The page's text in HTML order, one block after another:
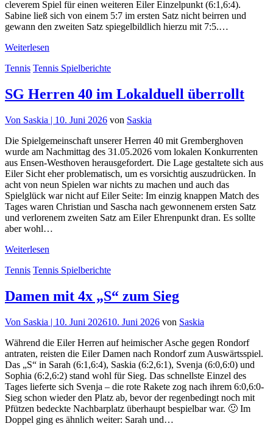
cleverem Spiel für einen weiteren Eiler Einzelpunkt (6:1,6:4).
Sabine ließ sich von einem 5:7 im ersten Satz nicht beirren und
gewann den zweiten Satz spiegelbildlich hierzu mit 7:5.…
Weiterlesen
Tennis Tennis Spielberichte
SG Herren 40 im Lokalduell überrollt
Von Saskia | 10. Juni 2026 von Saskia
Die Spielgemeinschaft unserer Herren 40 mit Gremberghoven
wurde am Nachmittag des 31.05.2026 vom lokalen Konkurrenten
aus Ensen-Westhoven herausgefordert. Die Lage gestaltete sich aus
Eiler Sicht eher problematisch, um es vorsichtig auszudrücken. In
acht von neun Spielen war nichts zu machen und auch das
Spielglück war nicht auf Eiler Seite: Im einzig knappen Match des
Tages waren Christian und Sascha nach gewonnenem ersten Satz
und verlorenem zweiten Satz am Eiler Ehrenpunkt dran. Es sollte
aber wohl…
Weiterlesen
Tennis Tennis Spielberichte
Damen mit 4x „S“ zum Sieg
Von Saskia | 10. Juni 202610. Juni 2026 von Saskia
Während die Eiler Herren auf heimischer Asche gegen Rondorf
antraten, reisten die Eiler Damen nach Rondorf zum Auswärtsspiel.
Das „S“ in Sarah (6:1,6:4), Saskia (6:2,6:1), Svenja (6:0,6:0) und
Sophia (6:2,6:2) stand wohl für Sieg. Das schnellste Einzel des
Tages lieferte sich Svenja – die rote Rakete zog nach ihrem 6:0,6:0-
Sieg schon wieder den Platz ab, bevor der regenbedingt noch mit
Pfützen bedeckte Nachbarplatz überhaupt bespielbar war. 🙂 Im
Doppel ging es ähnlich weiter: Sarah und…